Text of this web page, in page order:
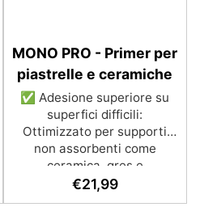
MONO PRO - Primer per
piastrelle e ceramiche
✅ Adesione superiore su
superfici difficili:
Ottimizzato per supporti
non assorbenti come
ceramica, gres e
rivestimenti vetrosi. ✅
Polivalente e versatile:
€21,99